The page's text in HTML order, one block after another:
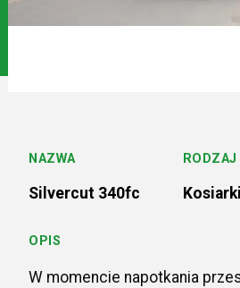
NAZWA
Silvercut 340fc
RODZAJ
OPIS
W momencie napotkania